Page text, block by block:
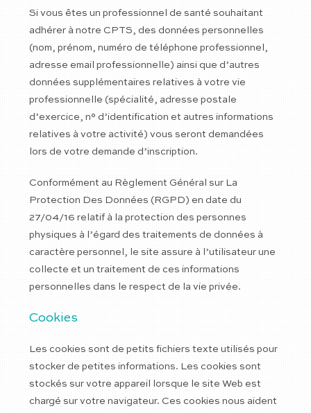
Si vous êtes un professionnel de santé souhaitant
adhérer à notre CPTS, des données personnelles
(nom, prénom, numéro de téléphone professionnel,
adresse email professionnelle) ainsi que d’autres
données supplémentaires relatives à votre vie
professionnelle (spécialité, adresse postale
d’exercice, n° d’identification et autres informations
relatives à votre activité) vous seront demandées
lors de votre demande d’inscription.
Conformément au Règlement Général sur La
Protection Des Données (RGPD) en date du
27/04/16 relatif à la protection des personnes
physiques à l’égard des traitements de données à
caractère personnel, le site assure à l’utilisateur une
collecte et un traitement de ces informations
personnelles dans le respect de la vie privée.
Cookies
Les cookies sont de petits fichiers texte utilisés pour
stocker de petites informations. Les cookies sont
stockés sur votre appareil lorsque le site Web est
chargé sur votre navigateur. Ces cookies nous aident